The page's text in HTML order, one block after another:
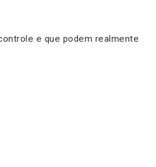
e que podem realmente